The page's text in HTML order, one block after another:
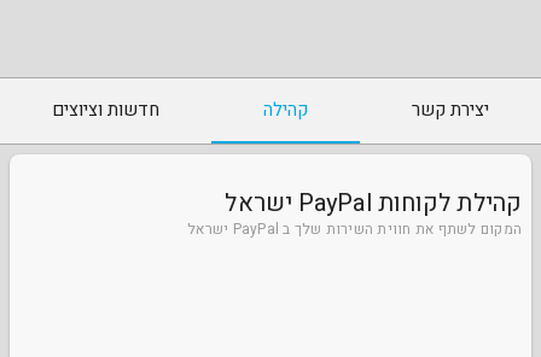
יצירת קשר קהילה חדשות וציוצים
קהילת לקוחות PayPal ישראל
המקום לשתף את חווית השירות שלך ב PayPal ישראל